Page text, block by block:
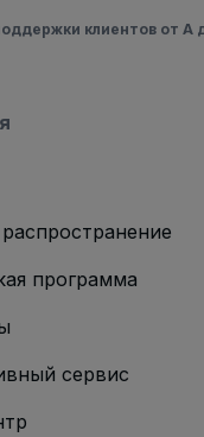
клиентов от А
программа
сервис